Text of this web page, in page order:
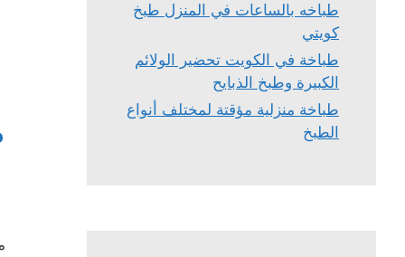
طباخه بالساعات في المنزل طبخ
كويتي
طباخة في الكويت تحضير الولائم
الكبيرة وطبخ الذبايح
طباخة منزلية مؤقتة لمختلف أنواع
الطبخ